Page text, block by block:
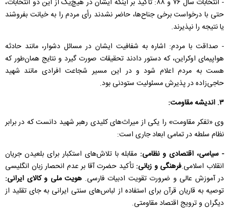
حتی با درخواست برخی جناح‌ها، حاضر نشدند رأی مردم را به خیانت بفروشند
یا نتیجه را نپذیرند.
- صداقت با مردم: اشاره به شفافیت ایشان در مسائل دشوار، مانند حادثه
هواپیمای اوکراین، که دستور دادند تحقیقات صورت گیرد و نتایج همان‌طور که
هست به مردم اعلام شود و در این مسیر شجاعت افرادی مانند شهید
حاجی‌زاده در پذیرش مسئولیت ستودنی بود.
۳. اندیشه مقاومت:
وی «تفکر مقاومت» را یکی از میراث‌های کلیدی رهبر شهید دانست که در برابر
نظام سلطه در تمامی ابعاد جاری است:
- سیاسی، اقتصادی و نظامی: مقابله با تلاش‌های استکبار برای بلعیدن جریان
انقلاب اسلامی.فرهنگی و زبانی:تأکید حضرت آقا بر عدم انحصار زبان انگلیسی
در آموزش عالی و ضرورت تقویت ادبیات فارسی. هویت ملی و کالای ایرانی:
توصیه به قاریان قرآن برای استفاده از لباس‌های سنتی ایرانی به جای تقلید از
دیگران و ترویج اقتصاد مقاومتی.